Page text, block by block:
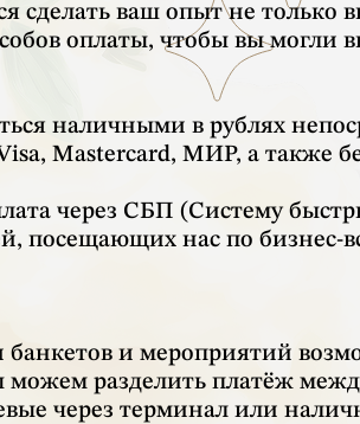
сделать ваш опыт не
оплаты, чтобы вы могли
наличными в рублях
Mastercard, МИР, а также
через СБП (Систему
посещающих нас по
и мероприятий
можем разделить платёж
через терминал или